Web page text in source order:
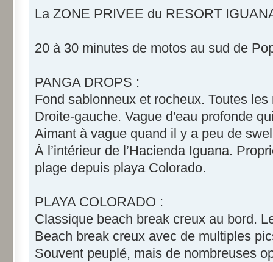
La ZONE PRIVEE du RESORT
20 à 30 minutes de motos au sud de
PANGA DROPS :
Fond sablonneux et rocheux. Toutes les
Droite-gauche. Vague d'eau profonde
Aimant à vague quand il y a peu de
À l’intérieur de l’Hacienda Iguana.
plage depuis playa Colorado.
PLAYA COLORADO :
Classique beach break creux au bord.
Beach break creux avec de multiples
Souvent peuplé, mais de nombreuses